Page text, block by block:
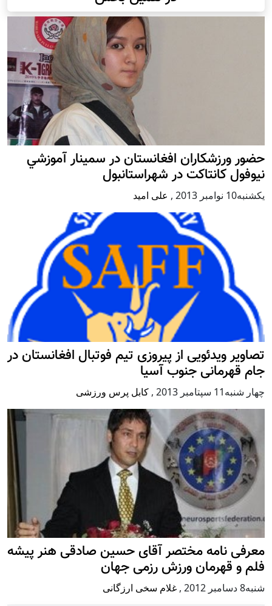
حضور ورزشکاران افغانستان در سمينار آموزشي
نيوفول كانتاكت در شهراستانبول
يكشنبه10 نوامبر 2013 , علی امید
تصاویر ویدئویی از پیروزی تیم فوتبال افغانستان در
جام قهرمانی جنوب آسیا
چهار شنبه11 سپتامبر 2013 , کابل پرس ورزشی
معرفی نامه مختصر آقای حسین صادقی هنر پیشه
فلم و قهرمان ورزش رزمی جهان
شنبه8 دسامبر 2012 , غلام سخی ارزگانی